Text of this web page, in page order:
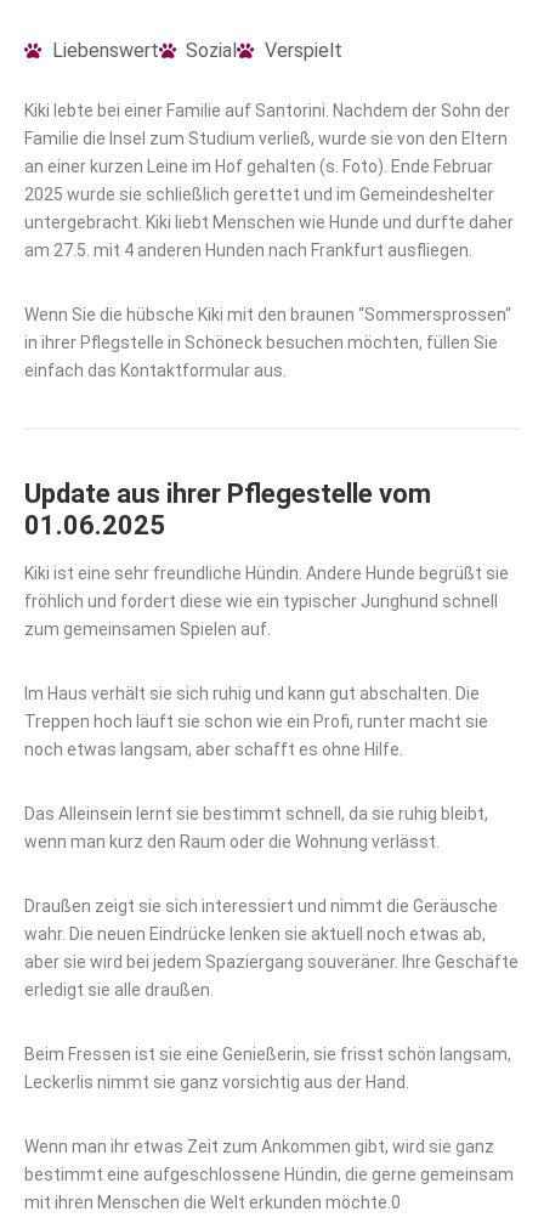
Liebenswert Sozial Verspielt
Kiki lebte bei einer Familie auf Santorini. Nachdem der Sohn der
Familie die Insel zum Studium verließ, wurde sie von den Eltern
an einer kurzen Leine im Hof gehalten (s. Foto). Ende Februar
2025 wurde sie schließlich gerettet und im Gemeindeshelter
untergebracht. Kiki liebt Menschen wie Hunde und durfte daher
am 27.5. mit 4 anderen Hunden nach Frankfurt ausfliegen.
Wenn Sie die hübsche Kiki mit den braunen “Sommersprossen“
in ihrer Pflegstelle in Schöneck besuchen möchten, füllen Sie
einfach das Kontaktformular aus.
Update aus ihrer Pflegestelle vom
01.06.2025
Kiki ist eine sehr freundliche Hündin. Andere Hunde begrüßt sie
fröhlich und fordert diese wie ein typischer Junghund schnell
zum gemeinsamen Spielen auf.
Im Haus verhält sie sich ruhig und kann gut abschalten. Die
Treppen hoch läuft sie schon wie ein Profi, runter macht sie
noch etwas langsam, aber schafft es ohne Hilfe.
Das Alleinsein lernt sie bestimmt schnell, da sie ruhig bleibt,
wenn man kurz den Raum oder die Wohnung verlässt.
Draußen zeigt sie sich interessiert und nimmt die Geräusche
wahr. Die neuen Eindrücke lenken sie aktuell noch etwas ab,
aber sie wird bei jedem Spaziergang souveräner. Ihre Geschäfte
erledigt sie alle draußen.
Beim Fressen ist sie eine Genießerin, sie frisst schön langsam,
Leckerlis nimmt sie ganz vorsichtig aus der Hand.
Wenn man ihr etwas Zeit zum Ankommen gibt, wird sie ganz
bestimmt eine aufgeschlossene Hündin, die gerne gemeinsam
mit ihren Menschen die Welt erkunden möchte.0